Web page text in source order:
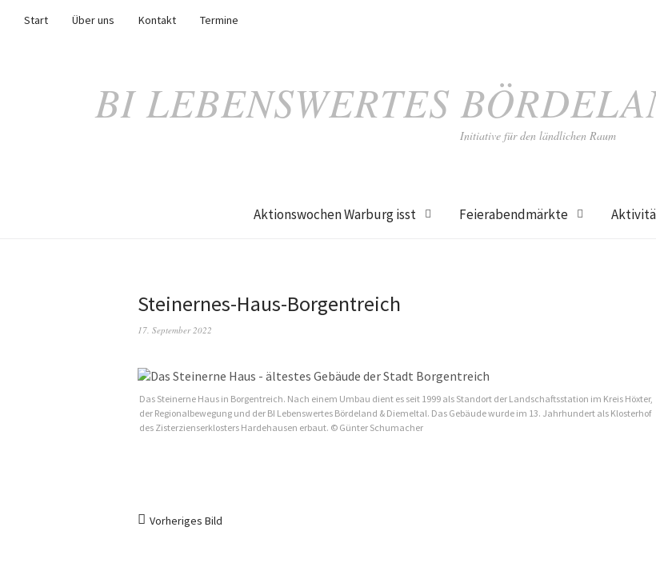
Start Über uns Kontakt Termine
BI LEBENSWERTES
Initiative für den ländlichen Raum
Aktionswochen Warburg isst Feierabendmärkte
Steinernes-Haus-Borgentreich
17. September 2022
Das Steinerne Haus in Borgentreich. Nach einem Umbau dient es seit 1999 als Standort der Landschaftsstation im Kreis Höxter,
der Regionalbewegung und der BI Lebenswertes Bördeland & Diemeltal. Das Gebäude wurde im 13. Jahrhundert als Klosterhof
des Zisterzienserklosters Hardehausen erbaut. © Günter Schumacher
Vorheriges Bild